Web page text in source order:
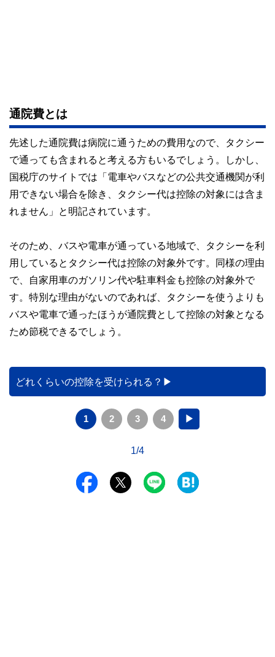
通院費とは
先述した通院費は病院に通うための費用なので、タクシー
で通っても含まれると考える方もいるでしょう。しかし、
国税庁のサイトでは「電車やバスなどの公共交通機関が利
用できない場合を除き、タクシー代は控除の対象には含ま
れません」と明記されています。
そのため、バスや電車が通っている地域で、タクシーを利
用しているとタクシー代は控除の対象外です。同様の理由
で、自家用車のガソリン代や駐車料金も控除の対象外で
す。特別な理由がないのであれば、タクシーを使うよりも
バスや電車で通ったほうが通院費として控除の対象となる
ため節税できるでしょう。
どれくらいの控除を受けられる？
1 2 3 4 ▶
1/4